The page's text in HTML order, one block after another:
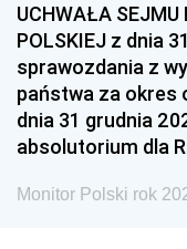
1939
1936
UCHWAŁA
POLSKIEJ z dnia
sprawozdania z
państwa za okres
dnia 31 grudnia
absolutorium dla
Monitor Polski rok